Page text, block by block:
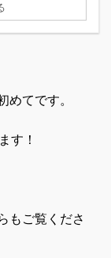
めてです。
す！
もご覧くださ